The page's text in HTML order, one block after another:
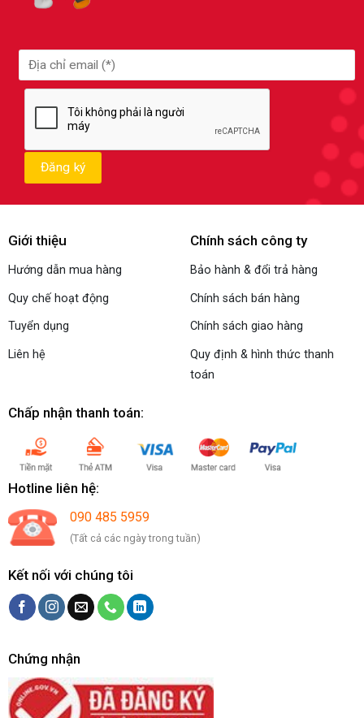
Giới thiệu
Hướng dẫn mua hàng
Quy chế hoạt động
Tuyển dụng
Liên hệ
Chính sách công ty
Bảo hành & đổi trả hàng
Chính sách bán hàng
Chính sách giao hàng
Quy định & hình thức thanh
toán
Chấp nhận thanh toán:
Hotline liên hệ:
090 485 5959
(Tất cả các ngày trong tuần)
Kết nối với chúng tôi
Chứng nhận